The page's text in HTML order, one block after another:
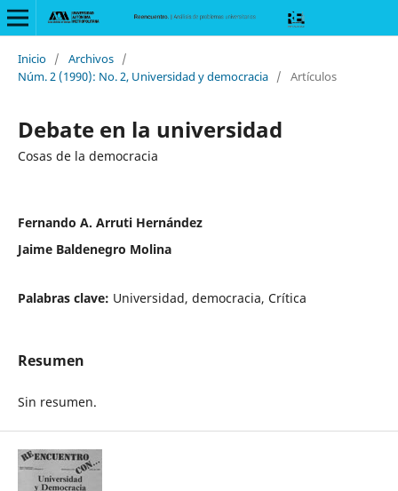
Inicio / Archivos /
Núm. 2 (1990): No. 2, Universidad y democracia / Artículos
Debate en la universidad
Cosas de la democracia
Fernando A. Arruti Hernández
Jaime Baldenegro Molina
Palabras clave: Universidad, democracia, Crítica
Resumen
Sin resumen.